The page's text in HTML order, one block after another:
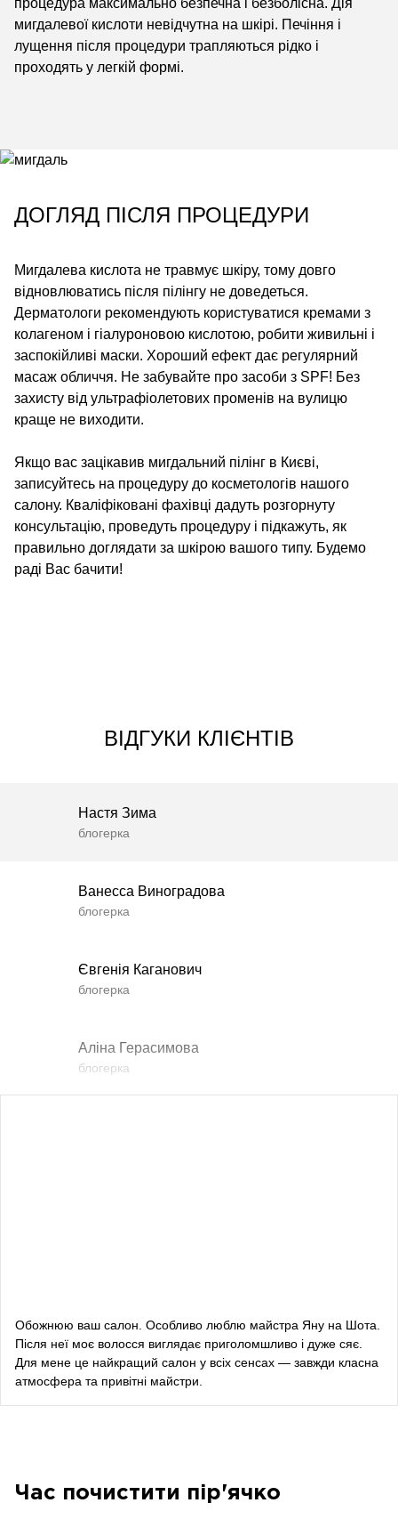
процедура максимально безпечна і безболісна. Дія
мигдалевої кислоти невідчутна на шкірі. Печіння і
лущення після процедури трапляються рідко і
проходять у легкій формі.
ДОГЛЯД ПІСЛЯ ПРОЦЕДУРИ
Мигдалева кислота не травмує шкіру, тому довго
відновлюватись після пілінгу не доведеться.
Дерматологи рекомендують користуватися кремами з
колагеном і гіалуроновою кислотою, робити живильні і
заспокійливі маски. Хороший ефект дає регулярний
масаж обличчя. Не забувайте про засоби з SPF! Без
захисту від ультрафіолетових променів на вулицю
краще не виходити.
Якщо вас зацікавив мигдальний пілінг в Києві,
записуйтесь на процедуру до косметологів нашого
салону. Кваліфіковані фахівці дадуть розгорнуту
консультацію, проведуть процедуру і підкажуть, як
правильно доглядати за шкірою вашого типу. Будемо
раді Вас бачити!
ВІДГУКИ КЛІЄНТІВ
Настя Зима
блогерка
Ванесса Виноградова
блогерка
Євгенія Каганович
блогерка
Аліна Герасимова
блогерка
Bazhana
songwriter
Обожнюю ваш салон. Особливо люблю майстра Яну на Шота.
Після неї моє волосся виглядає приголомшливо і дуже сяє.
Для мене це найкращий салон у всіх сенсах — завжди класна
атмосфера та привітні майстри.
Час почистити пір'ячко